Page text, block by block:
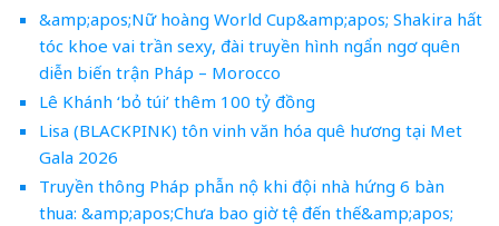
&amp;apos;Nữ hoàng World Cup&amp;apos; Shakira hất
tóc khoe vai trần sexy, đài truyền hình ngẩn ngơ quên
diễn biến trận Pháp – Morocco
Lê Khánh ‘bỏ túi’ thêm 100 tỷ đồng
Lisa (BLACKPINK) tôn vinh văn hóa quê hương tại Met
Gala 2026
Truyền thông Pháp phẫn nộ khi đội nhà hứng 6 bàn
thua: &amp;apos;Chưa bao giờ tệ đến thế&amp;apos;